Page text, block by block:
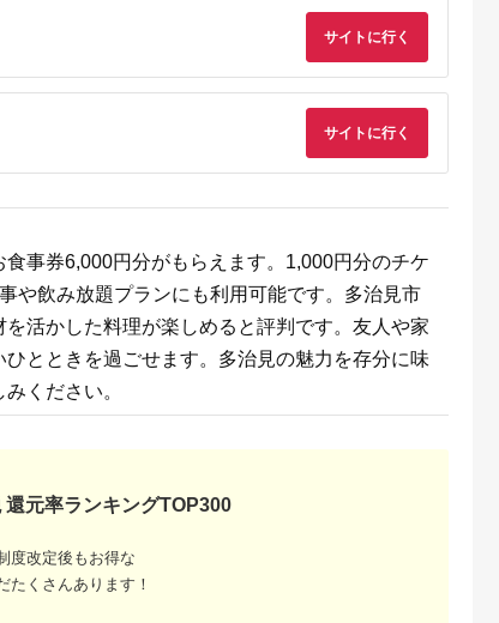
5000円券×2枚 | 京都
［ 3つのブランドうな
なぎ 食事券 ギフト券
美食 グルメ 人気 おす
すめ 記念 お祝い 旅行
観光 食事 ふるさと納
税 ］
宮城 塩竈寿司海道 お
食事券（共通食事券）
ka00002
兵庫県 淡路市
淡路島西海岸の飲食
設で使えるお食事券
お
サイトに行く
サイトに行く
事券6,000円分がもらえます。1,000円分のチケ
や飲み放題プランにも利用可能です。多治見市
活かした料理が楽しめると評判です。友人や家
とときを過ごせます。多治見の魅力を存分に味
ください。
還元率ランキングTOP300
度改定後もお得な
たくさんあります！